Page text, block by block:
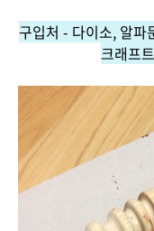
구입처 - 다이소, 알파
크래프